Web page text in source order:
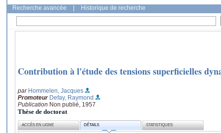
Recherche avancée Historique de recherche
Contribution à l'étude des tensions superficielles
par Hommelen, Jacques
Promoteur Defay, Raymond
Publication Non publié, 1957
Thèse de doctorat
ACCÈS EN LIGNE DÉTAILS STATISTIQUES